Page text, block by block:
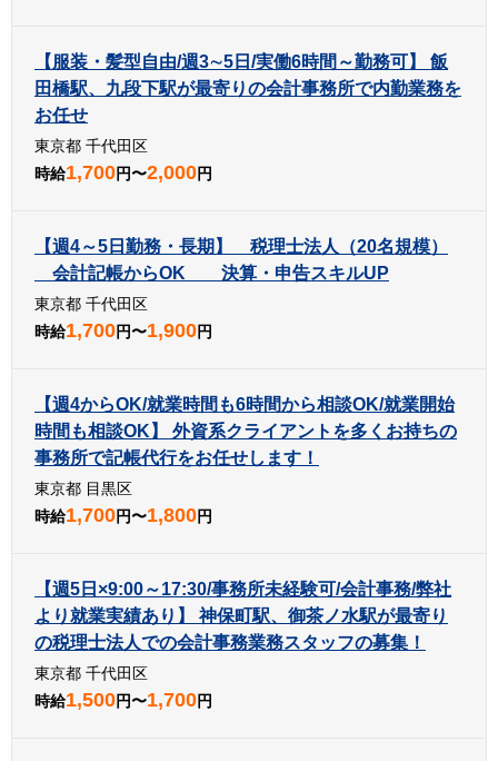
【服装・髪型自由/週3∼5日/実働6時間～勤務可】 飯
田橋駅、九段下駅が最寄りの会計事務所で内勤業務を
お任せ
東京都 千代田区
時給1,700円〜2,000円
【週4～5日勤務・長期】 税理士法人（20名規模）
会計記帳からOK 決算・申告スキルUP
東京都 千代田区
時給1,700円〜1,900円
【週4からOK/就業時間も6時間から相談OK/就業開始
時間も相談OK】 外資系クライアントを多くお持ちの
事務所で記帳代行をお任せします！
東京都 目黒区
時給1,700円〜1,800円
【週5日×9:00～17:30/事務所未経験可/会計事務/弊社
より就業実績あり】 神保町駅、御茶ノ水駅が最寄り
の税理士法人での会計事務業務スタッフの募集！
東京都 千代田区
時給1,500円〜1,700円